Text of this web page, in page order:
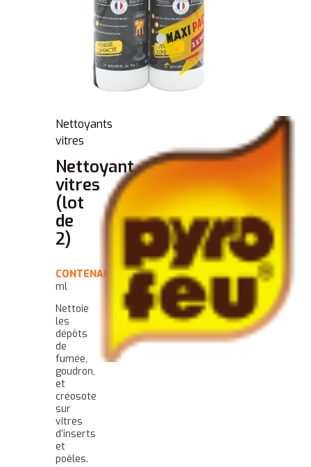
Nettoyants
vitres
Nettoyant
vitres
(lot
de
2)
CONTENANCE: 500
ml
Nettoie
les
dépôts
de
fumée,
goudron,
et
créosote
sur
vitres
d’inserts
et
poêles.